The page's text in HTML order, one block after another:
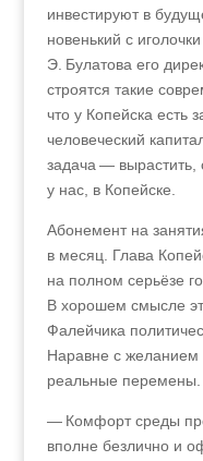
инвестируют в
новенький с
Э. Булатова его
строятся такие
что у Копейска есть
человеческий
задача — вырастить,
у нас, в Копейске.
Абонемент на
в месяц. Глава
на полном серьёзе
В хорошем смысле
Фалейчика
Наравне с желанием
реальные перемены.
— Комфорт среды
вполне безлично и